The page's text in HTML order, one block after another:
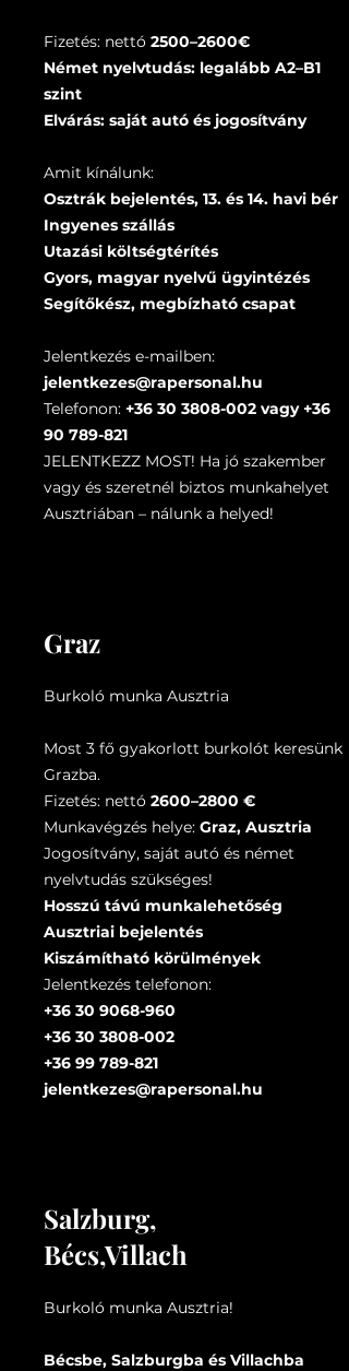
Fizetés: nettó 2500–2600€
Német nyelvtudás: legalább A2–B1
szint
Elvárás: saját autó és jogosítvány
Amit kínálunk:
Osztrák bejelentés, 13. és 14. havi bér
Ingyenes szállás
Utazási költségtérítés
Gyors, magyar nyelvű ügyintézés
Segítőkész, megbízható csapat
Jelentkezés e-mailben:
jelentkezes@rapersonal.hu
Telefonon: +36 30 3808-002 vagy+36
90 789-821
JELENTKEZZ MOST! Ha jó szakember
vagy és szeretnél biztos munkahelyet
Ausztriában – nálunk a helyed!
Graz
Burkoló munka Ausztria
Most 3 fő gyakorlott burkolót keresünk
Grazba.
Fizetés: nettó 2600–2800 €
Munkavégzés helye: Graz, Ausztria
Jogosítvány, saját autó és német
nyelvtudás szükséges!
Hosszú távú munkalehetőség
Ausztriai bejelentés
Kiszámítható körülmények
Jelentkezés telefonon:
+36 30 9068-960
+36 30 3808-002
+36 99 789-821
jelentkezes@rapersonal.hu
Salzburg,
Bécs,Villach
Burkoló munka Ausztria!
Bécsbe, Salzburgba és Villachba